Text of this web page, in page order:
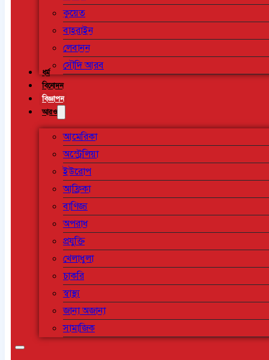
কুয়েত
বাহরাইন
লেবানন
সৌদি আরব
ধর্ম
বিনোদন
বিজ্ঞাপন
আরও
আমেরিকা
অস্ট্রেলিয়া
ইউরোপ
আফ্রিকা
বাণিজ্য
অপরাধ
প্রযুক্তি
খেলাধুলা
চাকরি
স্বাস্থ্য
জানা অজানা
সামাজিক